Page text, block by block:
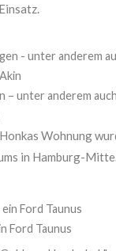
unter anderem
Wohnung
in Hamburg-Mitte.
Ford Taunus